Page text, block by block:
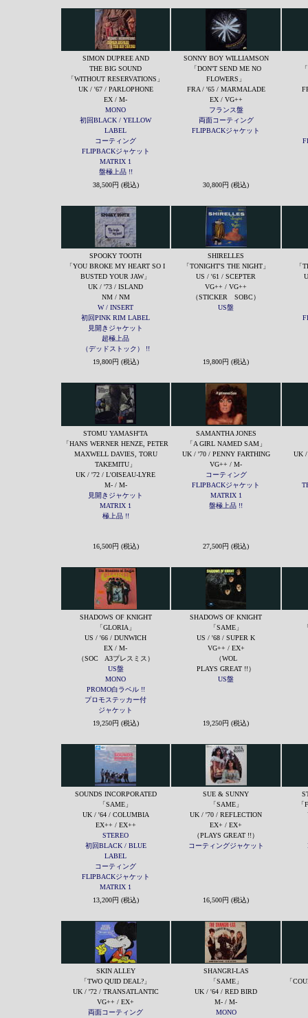
SIMON DUPREE AND
THE BIG SOUND
「WITHOUT RESERVATIONS」
UK / '67 / PARLOPHONE
EX / M-
MONO
初回BLACK / YELLOW
LABEL
コーティング
FLIPBACKジャケット
MATRIX 1
盤極上品 !!
SONNY BOY WILLIAMSON
「DON'T SEND ME NO
FLOWERS」
FRA / '65 / MARMALADE
EX / VG++
フランス盤
両面コーティング
FLIPBACKジャケット
38,500円 (税込) 30,800円 (税込)
SPOOKY TOOTH
「YOU BROKE MY HEART SO I
BUSTED YOUR JAW」
UK / '73 / ISLAND
NM / NM
W / INSERT
初回PINK RIM LABEL
見開きジャケット
超極上品
（デッドストック） !!
SHIRELLES
「TONIGHT'S THE NIGHT」
US / '61 / SCEPTER
VG++ / VG++
（STICKER SOBC）
US盤
「
19,800円 (税込) 19,800円 (税込)
STOMU YAMASH'TA
「HANS WERNER HENZE, PETER
MAXWELL DAVIES, TORU
TAKEMITU」
UK / '72 / L'OISEAU-LYRE
M- / M-
見開きジャケット
MATRIX 1
極上品 !!
SAMANTHA JONES
「A GIRL NAMED SAM」
UK / '70 / PENNY FARTHING
VG++ / M-
コーティング
FLIPBACKジャケット
MATRIX 1
盤極上品 !!
UK
16,500円 (税込) 27,500円 (税込)
SHADOWS OF KNIGHT
「GLORIA」
US / '66 / DUNWICH
EX / M-
（SOC A3プレスミス）
US盤
MONO
PROMO白ラベル !!
プロモステッカー付
ジャケット
SHADOWS OF KNIGHT
「SAME」
US / '68 / SUPER K
VG++ / EX+
（WOL
PLAYS GREAT !!）
US盤
19,250円 (税込) 19,250円 (税込)
SOUNDS INCORPORATED
「SAME」
UK / '64 / COLUMBIA
EX++ / EX++
STEREO
初回BLACK / BLUE
LABEL
コーティング
FLIPBACKジャケット
MATRIX 1
SUE & SUNNY
「SAME」
UK / '70 / REFLECTION
EX+ / EX+
（PLAYS GREAT !!）
コーティングジャケット
13,200円 (税込) 16,500円 (税込)
SKIN ALLEY
「TWO QUID DEAL?」
UK / '72 / TRANSATLANTIC
VG++ / EX+
両面コーティング
SHANGRI-LAS
「SAME」
UK / '64 / RED BIRD
M- / M-
MONO
「